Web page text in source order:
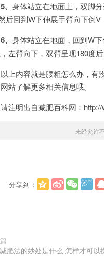
5、 身体站立在地面上，双脚
后回到W下伸展手臂向下倒V
6、 身体站立在地面，回到W
左臂向下，双臂呈现180度
内容就是腰粗怎么办，有
站了解更多相关信息哦。
注明出自减肥百科网：
未经允许
分享到：
肥法的妙处是什么 怎样才可以